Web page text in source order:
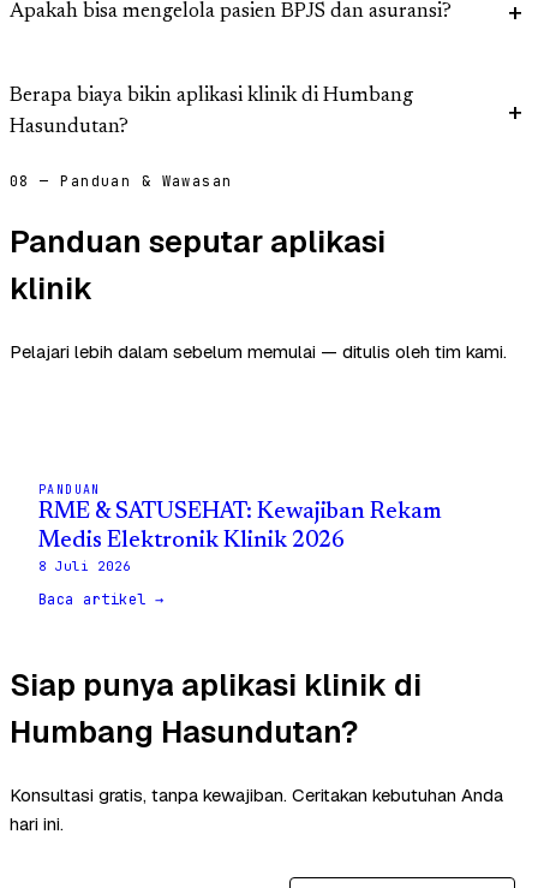
Apakah bisa mengelola pasien BPJS dan asuransi?
Berapa biaya bikin aplikasi klinik di Humbang
Hasundutan?
08 — Panduan & Wawasan
Panduan seputar aplikasi
klinik
Pelajari lebih dalam sebelum memulai — ditulis oleh tim kami.
PANDUAN
RME & SATUSEHAT: Kewajiban Rekam
Medis Elektronik Klinik 2026
8 Juli 2026
Baca artikel →
Siap punya aplikasi klinik di
Humbang Hasundutan?
Konsultasi gratis, tanpa kewajiban. Ceritakan kebutuhan Anda
hari ini.